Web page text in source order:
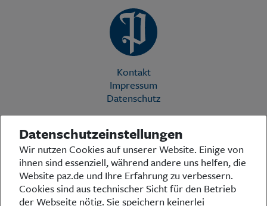
Kontakt
Impressum
Datenschutz
Die Preußische Allgemeine Zeitung (PAZ) ist eine einzigartige Stimme
in der deutschen Medienlandschaft. Woche für Woche berichtet sie
über das aktuelle Zeitgeschehen in Politik, Kultur und Wirtschaft und
bezieht zu den grundlegenden Entwicklungen unserer Gesellschaft
Stellung. In ihrer Arbeit fühlt sich die Redaktion dem traditionellen
preußischen Wertekanon verpflichtet: Das alte Preußen stand und
Datenschutzeinstellungen
Wir nutzen Cookies auf unserer Website. Einige von
ihnen sind essenziell, während andere uns helfen, die
Website paz.de und Ihre Erfahrung zu verbessern.
Cookies sind aus technischer Sicht für den Betrieb
der Webseite nötig. Sie speichern keinerlei